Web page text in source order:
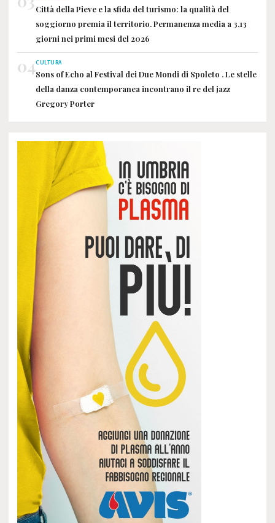
Città della Pieve e la sfida del turismo: la qualità del
soggiorno premia il territorio. Permanenza media a 3,13
giorni nei primi mesi del 2026
04CULTURA
Sons of Echo al Festival dei Due Mondi di Spoleto . Le stelle
della danza contemporanea incontrano il re del jazz
Gregory Porter